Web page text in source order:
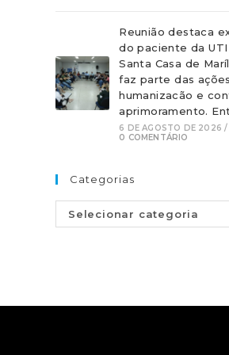
Reunião destaca
do paciente da UTI
Santa Casa de
faz parte das
humanizacão e
aprimoramento.
6 DE AGOSTO DE 2026 /
0 COMENTÁRIO
Categorias
Selecionar categoria